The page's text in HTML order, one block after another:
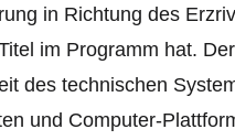
in Richtung des
im Programm hat.
des technischen
und Computer-